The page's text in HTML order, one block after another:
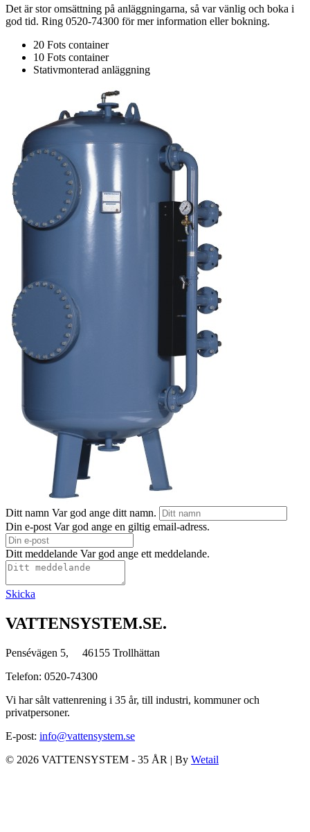
Det är stor omsättning på anläggningarna, så var vänlig och boka i
god tid. Ring 0520-74300 för mer information eller bokning.
20 Fots container
10 Fots container
Stativmonterad anläggning
Ditt namn Var god ange ditt namn.
Din e-post Var god ange en giltig email-adress.
Ditt meddelande Var god ange ett meddelande.
Skicka
VATTENSYSTEM.SE.
Pensévägen 5, 46155 Trollhättan
Telefon: 0520-74300
Vi har sålt vattenrening i 35 år, till industri, kommuner och
privatpersoner.
E-post: info@vattensystem.se
© 2026 VATTENSYSTEM - 35 ÅR | By Wetail